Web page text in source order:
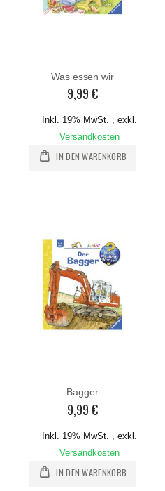
Was essen wir
9,99 €
Inkl. 19% MwSt. , exkl.
Versandkosten
IN DEN WARENKORB
Bagger
9,99 €
Inkl. 19% MwSt.
exkl.
Versandkosten
IN DEN WARENKORB